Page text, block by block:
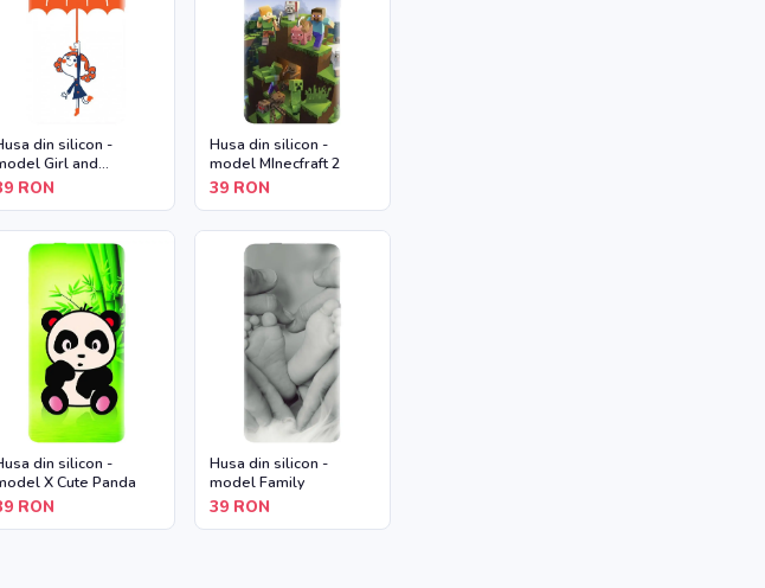
din silicon -
Girl and
RON
Husa din silicon -
model MInecfraft 2
39 RON
din silicon -
X Cute Panda
RON
Husa din silicon -
model Family
39 RON